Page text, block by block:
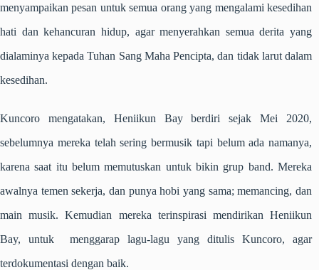
menyampaikan pesan untuk semua orang yang mengalami kesedihan
hati dan kehancuran hidup, agar menyerahkan semua derita yang
dialaminya kepada Tuhan Sang Maha Pencipta, dan tidak larut dalam
kesedihan.
Kuncoro mengatakan, Heniikun Bay berdiri sejak Mei 2020,
sebelumnya mereka telah sering bermusik tapi belum ada namanya,
karena saat itu belum memutuskan untuk bikin grup band. Mereka
awalnya temen sekerja, dan punya hobi yang sama; memancing, dan
main musik. Kemudian mereka terinspirasi mendirikan Heniikun
Bay, untuk menggarap lagu-lagu yang ditulis Kuncoro, agar
terdokumentasi dengan baik.